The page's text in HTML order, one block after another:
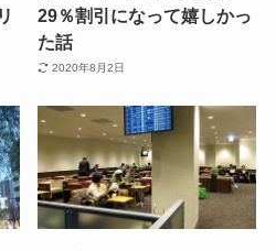
29％割引になって嬉しかっ
た話
2020年8月2日